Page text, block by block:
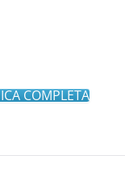
COMPLETA